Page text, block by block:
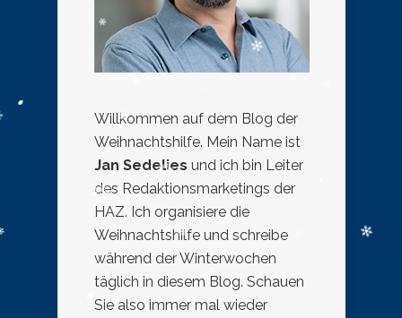
Willkommen auf dem Blog der
Weihnachtshilfe. Mein Name ist
Jan Sedelies und ich bin Leiter
des Redaktionsmarketings der
HAZ. Ich organisiere die
Weihnachtshilfe und schreibe
während der Winterwochen
täglich in diesem Blog. Schauen
Sie also immer mal wieder